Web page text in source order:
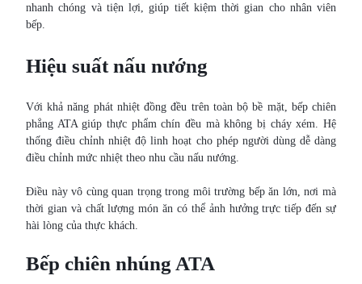
nhanh chóng và tiện lợi, giúp tiết kiệm thời gian cho nhân viên
bếp.
Hiệu suất nấu nướng
Với khả năng phát nhiệt đồng đều trên toàn bộ bề mặt, bếp chiên
phẳng ATA giúp thực phẩm chín đều mà không bị cháy xém. Hệ
thống điều chỉnh nhiệt độ linh hoạt cho phép người dùng dễ dàng
điều chỉnh mức nhiệt theo nhu cầu nấu nướng.
Điều này vô cùng quan trọng trong môi trường bếp ăn lớn, nơi mà
thời gian và chất lượng món ăn có thể ảnh hưởng trực tiếp đến sự
hài lòng của thực khách.
Bếp chiên nhúng ATA